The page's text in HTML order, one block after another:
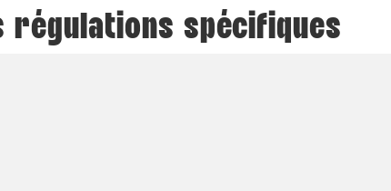
régulations spécifiques